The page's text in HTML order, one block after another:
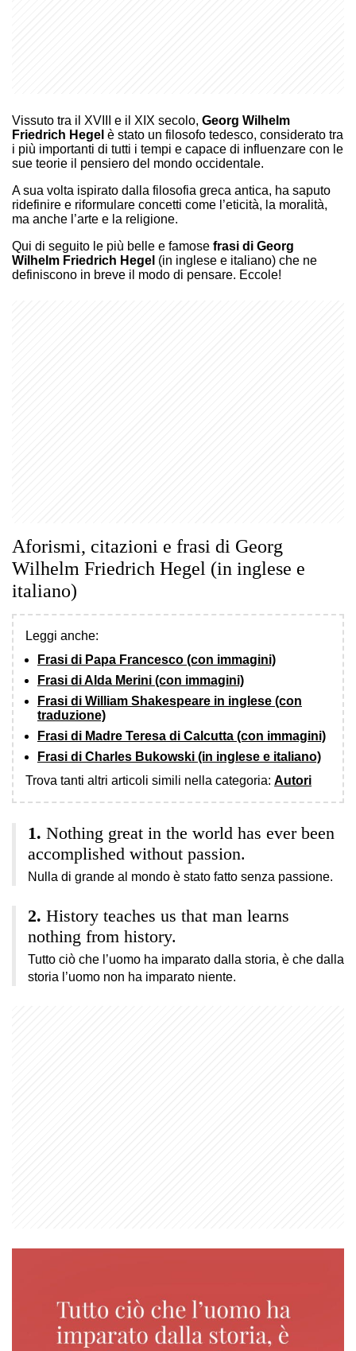
Vissuto tra il XVIII e il XIX secolo, Georg Wilhelm
Friedrich Hegel è stato un filosofo tedesco, considerato tra
i più importanti di tutti i tempi e capace di influenzare con le
sue teorie il pensiero del mondo occidentale.
A sua volta ispirato dalla filosofia greca antica, ha saputo
ridefinire e riformulare concetti come l’eticità, la moralità,
ma anche l’arte e la religione.
Qui di seguito le più belle e famose frasi di Georg
Wilhelm Friedrich Hegel (in inglese e italiano) che ne
definiscono in breve il modo di pensare. Eccole!
Aforismi, citazioni e frasi di Georg
Wilhelm Friedrich Hegel (in inglese e
italiano)
Leggi anche:
Frasi di Papa Francesco (con immagini)
Frasi di Alda Merini (con immagini)
Frasi di William Shakespeare in inglese (con
traduzione)
Frasi di Madre Teresa di Calcutta (con immagini)
Frasi di Charles Bukowski (in inglese e italiano)
Trova tanti altri articoli simili nella categoria: Autori
Nothing great in the world has ever been
accomplished without passion.
Nulla di grande al mondo è stato fatto senza passione.
History teaches us that man learns
nothing from history.
Tutto ciò che l’uomo ha imparato dalla storia, è che dalla
storia l’uomo non ha imparato niente.